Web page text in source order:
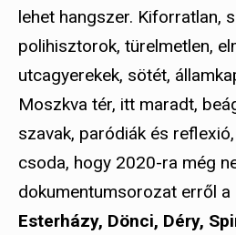
lehet hangszer. Kiforratlan,
polihisztorok, türelmetlen,
utcagyerekek, sötét,
Moszkva tér, itt maradt,
szavak, paródiák és
csoda, hogy 2020-ra még
dokumentumsorozat erről a
Esterházy, Dönci, Déry,